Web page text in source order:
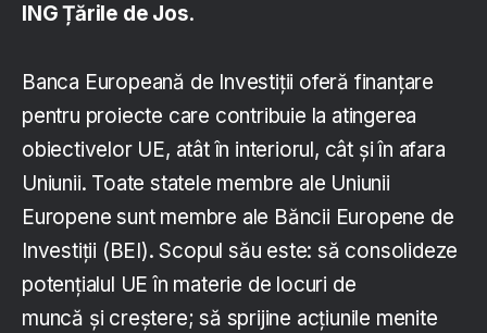
ING Țările de Jos.
Banca Europeană de Investiții oferă finanțare
pentru proiecte care contribuie la atingerea
obiectivelor UE, atât în interiorul, cât și în afara
Uniunii. Toate statele membre ale Uniunii
Europene sunt membre ale Băncii Europene de
Investiții (BEI). Scopul său este: să consolideze
potențialul UE în materie de locuri de
muncă și creștere; să sprijine acțiunile menite